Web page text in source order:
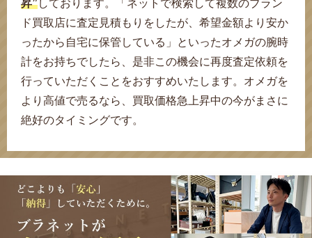
昇”しております。「ネットで検索して複数のブラン
ド買取店に査定見積もりをしたが、希望金額より安か
ったから自宅に保管している」といったオメガの腕時
計をお持ちでしたら、是非この機会に再度査定依頼を
行っていただくことをおすすめいたします。オメガを
より高値で売るなら、買取価格急上昇中の今がまさに
絶好のタイミングです。